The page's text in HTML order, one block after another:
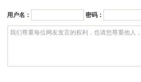
用户名： 密码：